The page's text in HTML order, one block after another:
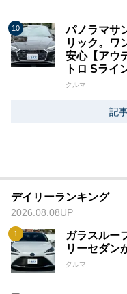
パノラマサ
リック。ワ
安心【アウ
トロ Sライ
クルマ
記
デイリーランキング
2026.08.08UP
ガラスルー
リーセダン
クルマ